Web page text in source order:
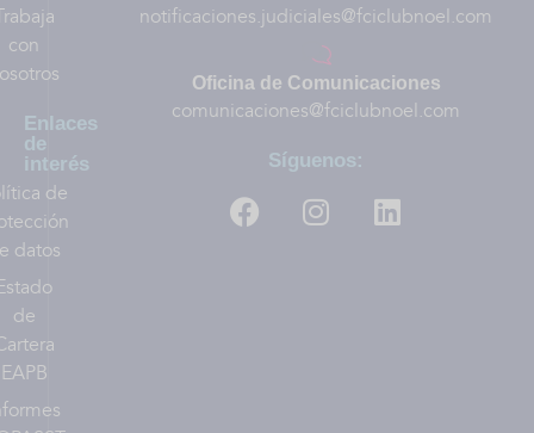
con
Enlaces
de
interés
de
datos
de
EAPB
notificaciones.judiciales@fciclubnoel.com
Oficina de Comunicaciones
comunicaciones@fciclubnoel.com
Síguenos: